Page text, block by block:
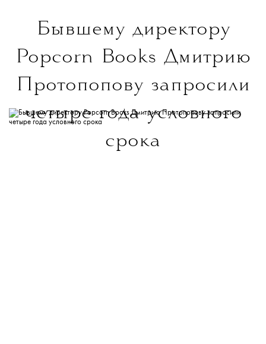
Бывшему директору
Popcorn Books Дмитрию
Протопопову запросили
четыре года условного
срока